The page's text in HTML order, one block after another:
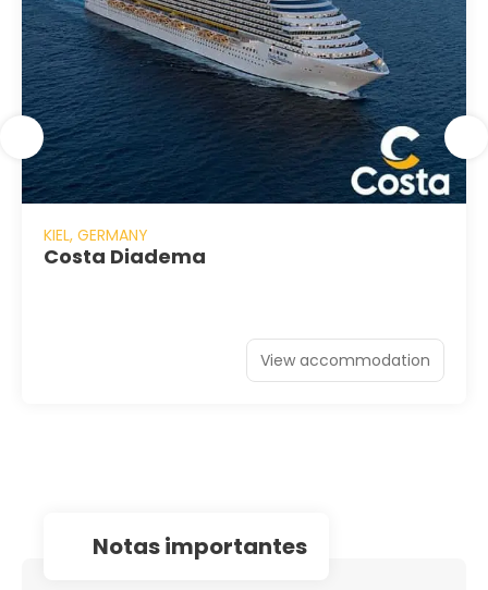
KIEL, GERMANY
Costa Diadema
View accommodation
notas importantes